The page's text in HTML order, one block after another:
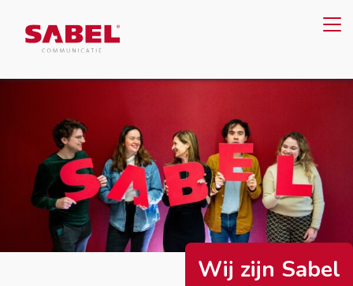
Wij zijn Sabel